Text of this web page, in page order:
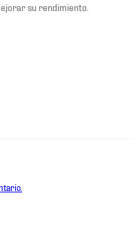
su rendimiento.